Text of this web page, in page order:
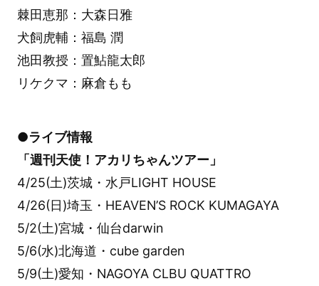
棘田恵那：大森日雅
犬飼虎輔：福島 潤
池田教授：置鮎龍太郎
リケクマ：麻倉もも
●ライブ情報
「週刊天使！アカリちゃんツアー」
4/25(土)茨城・水戸LIGHT HOUSE
4/26(日)埼玉・HEAVEN’S ROCK KUMAGAYA
5/2(土)宮城・仙台darwin
5/6(水)北海道・cube garden
5/9(土)愛知・NAGOYA CLBU QUATTRO